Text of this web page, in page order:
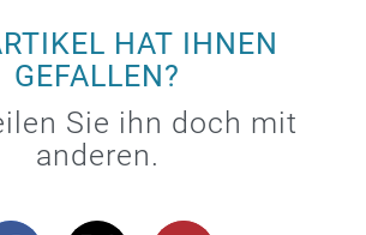
HAT IHNEN
GEFALLEN?
Sie ihn doch mit
anderen.